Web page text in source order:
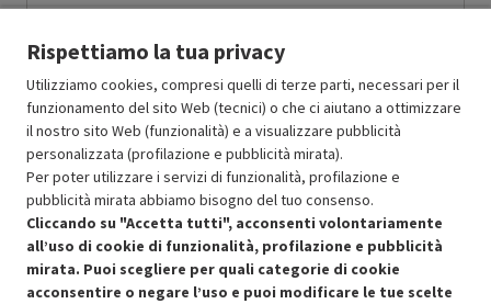
Ricondizionato Prezzo ridotto da
1147.49a-34.99%
In Promozione 745.87
Aggiungi al carrello
OFFERTE IMPERDIBILI
Risparmio garantito rispetto al corrispondente prodotto nuovo.
Rispettiamo la tua privacy
Utilizziamo cookies, compresi quelli di terze parti, necessari per il
funzionamento del sito Web (tecnici) o che ci aiutano a ottimizzare
il nostro sito Web (funzionalità) e a visualizzare pubblicità
personalizzata (profilazione e pubblicità mirata).
Per poter utilizzare i servizi di funzionalità, profilazione e
pubblicità mirata abbiamo bisogno del tuo consenso.
Cliccando su "Accetta tutti", acconsenti volontariamente
all’uso di cookie di funzionalità, profilazione e pubblicità
mirata. Puoi scegliere per quali categorie di cookie
acconsentire o negare l’uso e puoi modificare le tue scelte